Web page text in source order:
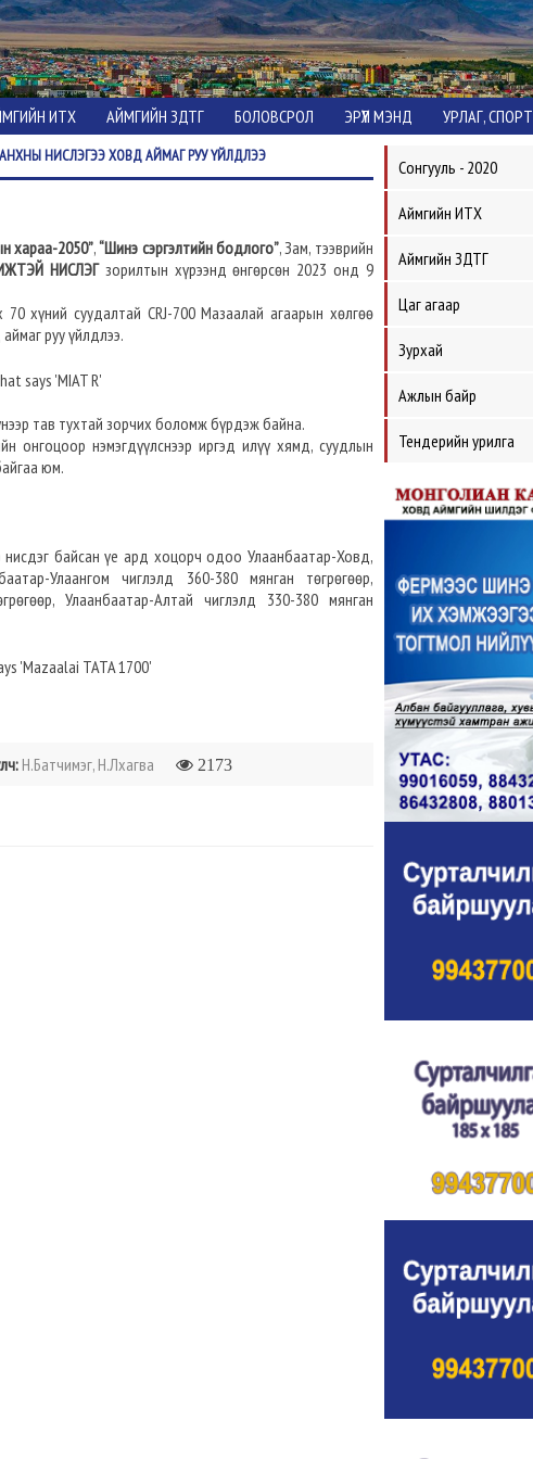
ИТХ АЙМГИЙН ЗДТГ БОЛОВСРОЛ ЭРҮҮЛ МЭНД УРЛАГ, СПОРТ
НИСЛЭГЭЭ ХОВД АЙМАГ РУУ ҮЙЛДЛЭЭ
хараа-2050”,“Шинэ сэргэлтийн бодлого”, Зам, тээврийн
НИСЛЭГзорилтын хүрээнд өнгөрсөн 2023 онд 9
хүний суудалтай CRJ-700 Мазаалай агаарын хөлгөө
руу үйлдлээ.
тав тухтай зорчих боломж бүрдэж байна.
онгоцоор нэмэгдүүлснээр иргэд илүү хямд, суудлын
юм.
нисдэг байсан үе ард хоцорч одоо Улаанбаатар-Ховд,
Улаангом чиглэлд 360-380 мянган төгрөгөөр,
Улаанбаатар-Алтай чиглэлд 330-380 мянган
Н.Батчимэг, Н.Лхагва 2173
Сонгууль - 2020
Аймгийн ИТХ
Аймгийн ЗДТГ
Цаг агаар
Зурхай
Ажлын байр
Тендерийн урилга